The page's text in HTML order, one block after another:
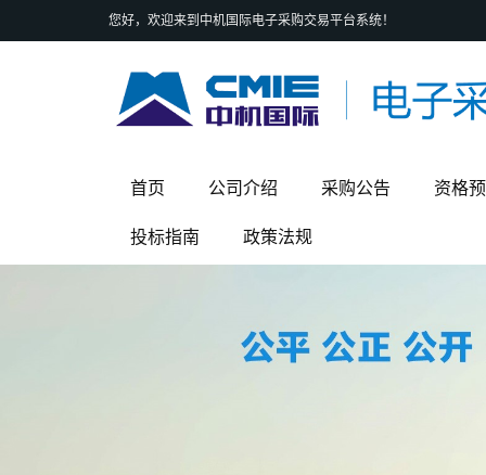
您好，欢迎来到中机国际电子采购交易平台系统！
首页 公司介绍 采购公告 资格
投标指南 政策法规